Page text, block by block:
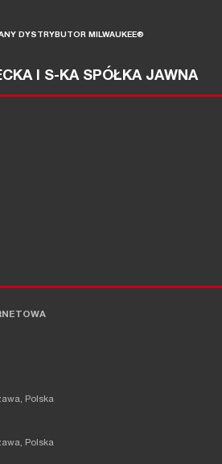
DYSTRYBUTOR MILWAUKEE®
I S-KA SPÓŁKA JAWNA
Polska
Polska